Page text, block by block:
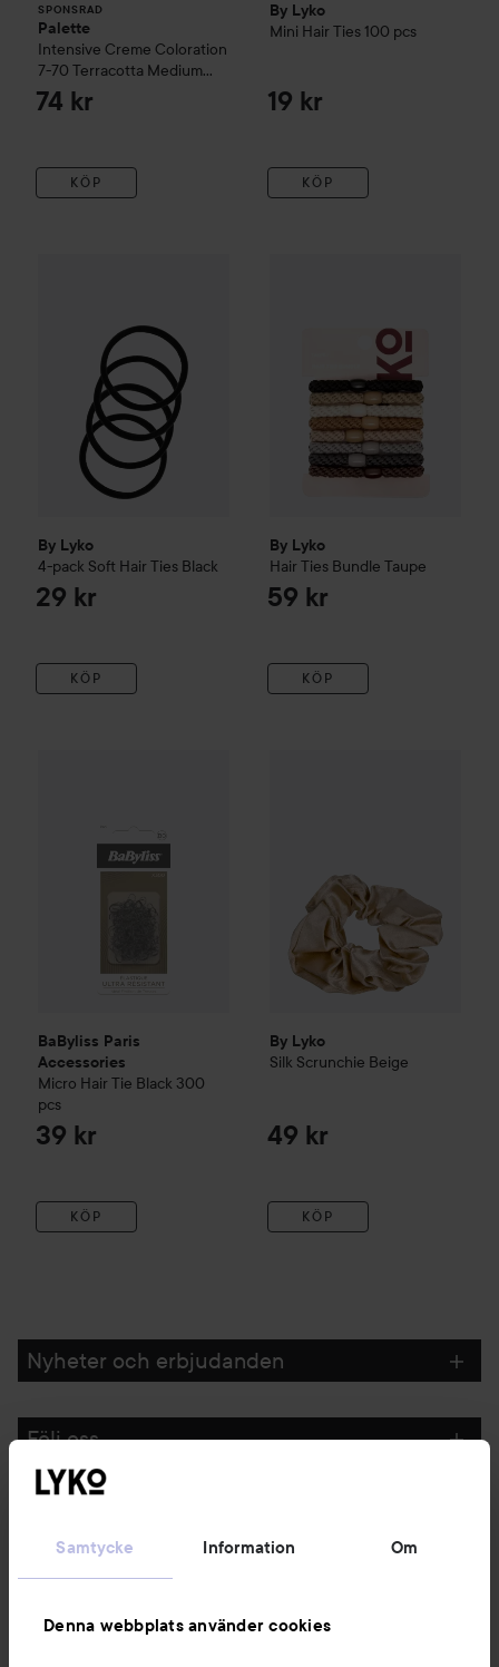
Samtycke Information Om
Denna webbplats använder cookies
SPONSRAD
Palette
Intensive Creme Coloration
7-70 Terracotta Medium
Blonde
74 kr
KÖP
By Lyko
Mini Hair Ties 100 pcs
19 kr
KÖP
By Lyko
4-pack Soft Hair Ties Black
29 kr
KÖP
By Lyko
Hair Ties Bundle Taupe
59 kr
KÖP
BaByliss Paris
Accessories
Micro Hair Tie Black 300
pcs
39 kr
KÖP
By Lyko
Silk Scrunchie Beige
49 kr
KÖP
Nyheter och erbjudanden
Följ oss